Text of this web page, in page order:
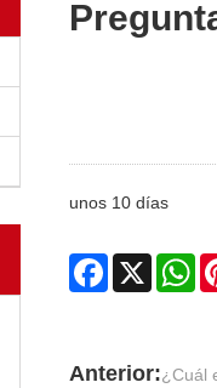
unos 10 días
Facebook
X
Anterior:¿Cuál